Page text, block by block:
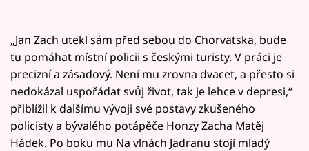
„Jan Zach utekl sám před sebou do Chorvatska, bude
tu pomáhat místní policii s českými turisty. V práci je
precizní a zásadový. Není mu zrovna dvacet, a přesto si
nedokázal uspořádat svůj život, tak je lehce v depresi,“
přiblížil k dalšímu vývoji své postavy zkušeného
policisty a bývalého potápěče Honzy Zacha Matěj
Hádek. Po boku mu Na vlnách Jadranu stojí mladý